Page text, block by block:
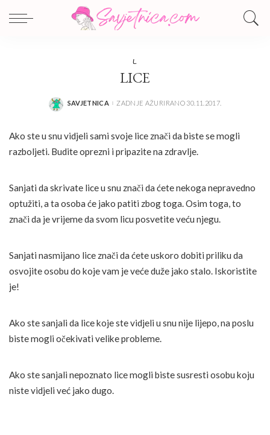
L
LICE
POSTED
SAVJETNICA ZADNJE AŽURIRANO 30.11.2017.
Ako ste u snu vidjeli sami svoje lice znači da biste se mogli
razboljeti. Budite oprezni i pripazite na zdravlje.
Sanjati da skrivate lice u snu znači da ćete nekoga nepravedno
optužiti, a ta osoba će jako patiti zbog toga. Osim toga, to
znači da je vrijeme da svom licu posvetite veću njegu.
Sanjati nasmijano lice znači da ćete uskoro dobiti priliku da
osvojite osobu do koje vam je veće duže jako stalo. Iskoristite
je!
Ako ste sanjali da lice koje ste vidjeli u snu nije lijepo, na poslu
biste mogli očekivati velike probleme.
Ako ste sanjali nepoznato lice mogli biste susresti osobu koju
niste vidjeli već jako dugo.